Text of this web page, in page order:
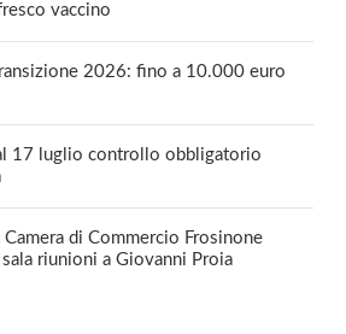
vaccino
2026: fino a 10.000 euro
17 luglio controllo obbligatorio
di Commercio Frosinone
riunioni a Giovanni Proia